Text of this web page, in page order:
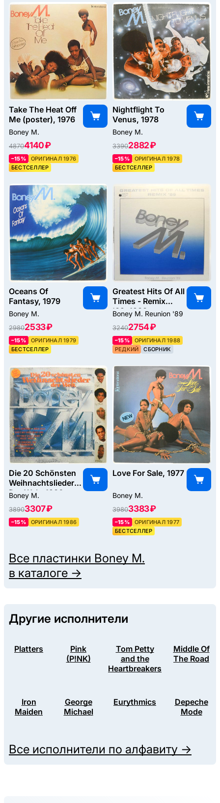
Take The Heat Off
Me (poster), 1976
Boney M.
48704140 ₽
–15%
ОРИГИНАЛ 1976
БЕСТСЕЛЛЕР
Nightflight To
Venus, 1978
Boney M.
33902882 ₽
–15%
ОРИГИНАЛ 1978
БЕСТСЕЛЛЕР
Oceans Of
Fantasy, 1979
Boney M.
29802533 ₽
–15%
ОРИГИНАЛ 1979
БЕСТСЕЛЛЕР
Greatest Hits Of All
Times - Remix
'89, 1988
Boney M. Reunion '89
32402754 ₽
–15%
ОРИГИНАЛ 1988
РЕДКИЙ
СБОРНИК
Die 20 Schönsten
Weihnachtslieder
Der Welt, 1986
Boney M.
38903307 ₽
–15% ОРИГИНАЛ 1986
Love For Sale, 1977
Boney M.
39803383 ₽
–15%
ОРИГИНАЛ 1977
БЕСТСЕЛЛЕР
Все пластинки Boney M.
в каталоге →
Другие исполнители
Platters
Pink
(P!NK)
Tom Petty
and the
Heartbreakers
Middle Of
The Road
Iron
Maiden
George
Michael
Eurythmics
Depeche
Mode
Все исполнители по алфавиту →